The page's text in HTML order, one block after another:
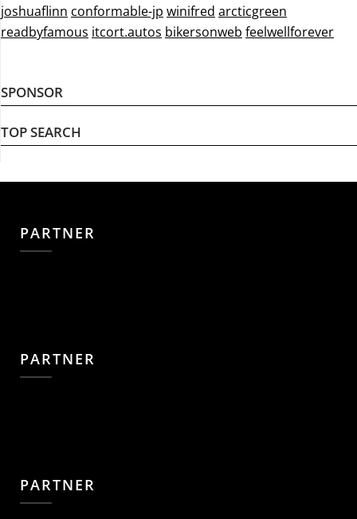
joshuaflinn conformable-jp winifred arcticgreen
readbyfamous itcort.autos bikersonweb feelwellforever
SPONSOR
TOP SEARCH
PARTNER
PARTNER
PARTNER